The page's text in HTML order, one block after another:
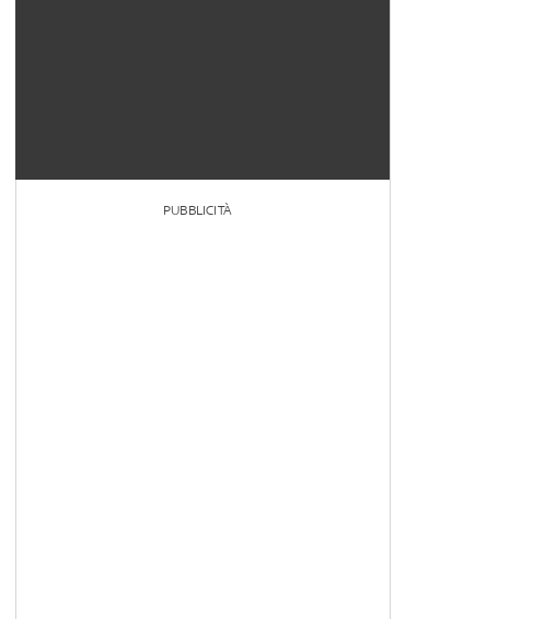
PUBBLICITÀ